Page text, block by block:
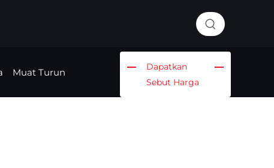
Muat Turun
Dapatkan
Sebut Harga